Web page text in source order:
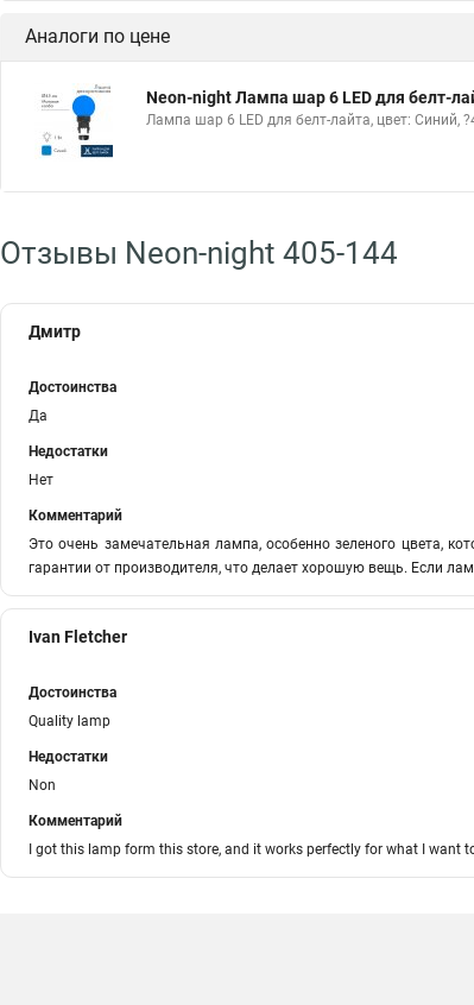
Аналоги по цене
Neon-night Лампа шар 6 LED для белт-
Лампа шар 6 LED для белт-лайта, цвет: Синий,
Отзывы Neon-night 405-144
Дмитр
Достоинства
Да
Недостатки
Нет
Комментарий
Это очень замечательная лампа, особенно зеленого цвета,
гарантии от производителя, что делает хорошую вещь. Если
Ivan Fletcher
Достоинства
Quality lamp
Недостатки
Non
Комментарий
I got this lamp form this store, and it works perfectly for what I